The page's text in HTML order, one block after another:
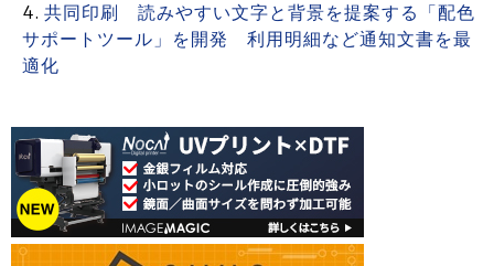
共同印刷 読みやすい文字と背景を提案する「配色
サポートツール」を開発 利用明細など通知文書を最
適化